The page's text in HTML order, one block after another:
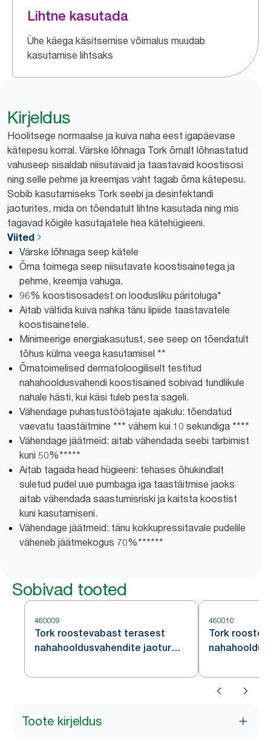
Lihtne kasutada
Ühe käega käsitsemise võimalus muudab
kasutamise lihtsaks
Kirjeldus
Hoolitsege normaalse ja kuiva naha eest igapäevase
kätepesu korral. Värske lõhnaga Tork õrnalt lõhnastatud
vahuseep sisaldab niisutavaid ja taastavaid koostisosi
ning selle pehme ja kreemjas vaht tagab õrna kätepesu.
Sobib kasutamiseks Tork seebi ja desinfektandi
jaoturites, mida on tõendatult lihtne kasutada ning mis
tagavad kõigile kasutajatele hea kätehügieeni.
Viited
Värske lõhnaga seep kätele
Õrna toimega seep niisutavate koostisainetega ja
pehme, kreemja vahuga.
96% koostisosadest on loodusliku päritoluga*
Aitab vältida kuiva nahka tänu lipiide taastavatele
koostisainetele.
Minimeerige energiakasutust, see seep on tõendatult
tõhus külma veega kasutamisel **
Õrnatoimelised dermatoloogiliselt testitud
nahahooldusvahendi koostisained sobivad tundlikule
nahale hästi, kui käsi tuleb pesta sageli.
Vähendage puhastustöötajate ajakulu: tõendatud
vaevatu taastäitmine *** vähem kui 10 sekundiga ****
Vähendage jäätmeid: aitab vähendada seebi tarbimist
kuni 50%*****
Aitab tagada head hügieeni: tehases õhukindlalt
suletud pudel uue pumbaga iga taastäitmise jaoks
aitab vähendada saastumisriski ja kaitsta koostist
kuni kasutamiseni.
Vähendage jäätmeid: tänu kokkupressitavale pudelile
väheneb jäätmekogus 70%​******
Sobivad tooted
460009
Tork roostevabast terasest
nahahooldusvahendite jaotur
460010
Tork
Toote kirjeldus